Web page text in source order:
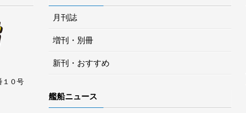
１０号
月刊誌
増刊・別冊
新刊・おすすめ
艦船ニュース